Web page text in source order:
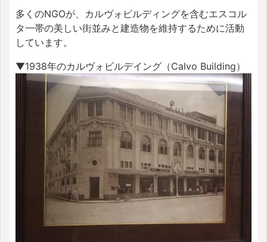
多くのNGOが、カルヴォビルディングを含むエスコル
タ一帯の美しい街並みと建造物を維持するために活動
しています。
▼1938年のカルヴォビルデイング（Calvo Building）